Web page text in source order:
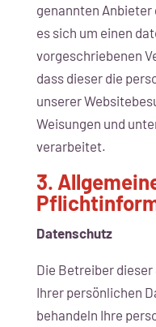
genannten
es sich um einen
vorgeschriebenen
dass dieser die
unserer
Weisungen und
verarbeitet.
3.
Datenschutz
Die Betreiber
Ihrer persönlichen
behandeln Ihre